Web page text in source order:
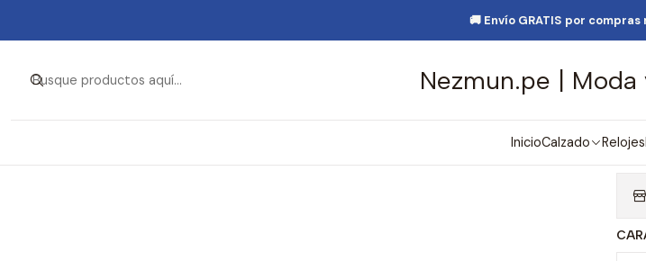
Nezmun.pe |
InicioCalzado Relojes
🚚 Envío GRATIS por compras
Accesorios de Moda Lentes y Accesorios
|